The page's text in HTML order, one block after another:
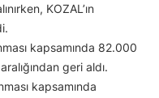
KOZAL’ın
kapsamında 82.000
geri aldı.
kapsamında